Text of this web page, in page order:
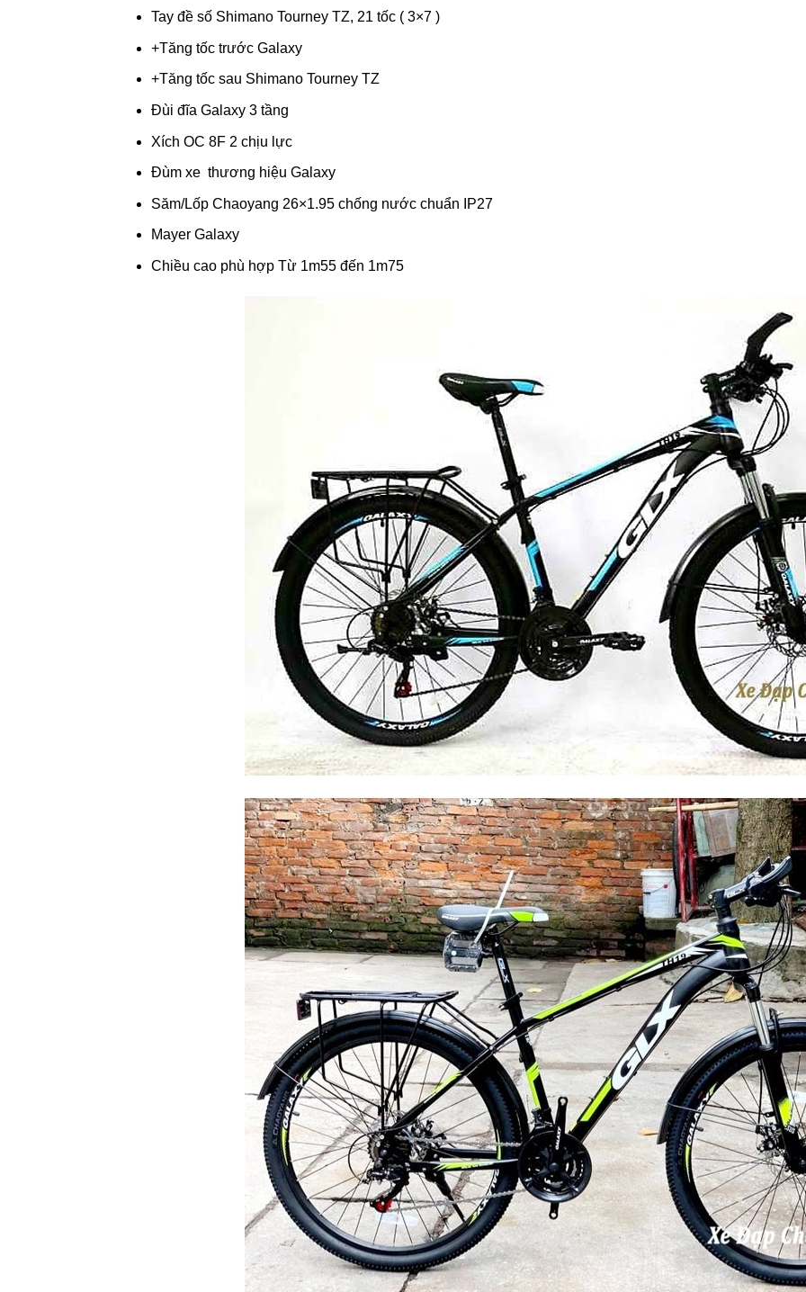
Tay đề số Shimano Tourney TZ, 21 tốc ( 3×7 )
+Tăng tốc trước Galaxy
+Tăng tốc sau Shimano Tourney TZ
Đùi đĩa Galaxy 3 tầng
Xích OC 8F 2 chịu lực
Đùm xe thương hiệu Galaxy
Săm/Lốp Chaoyang 26×1.95 chống nước chuẩn IP27
Mayer Galaxy
Chiều cao phù hợp Từ 1m55 đến 1m75